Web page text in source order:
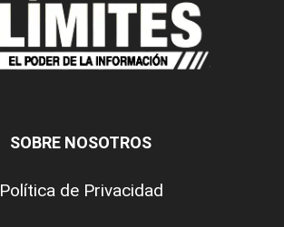
SOBRE NOSOTROS
Política de Privacidad